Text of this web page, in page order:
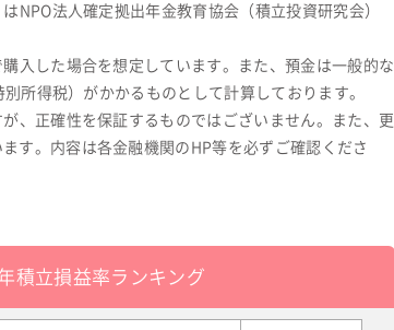
NPO法人確定拠出年金教育協会（積立投資研究会）
入した場合を想定しています。また、預金は一般的な
所得税）がかかるものとして計算しております。
、正確性を保証するものではございません。また、更
す。内容は各金融機関のHP等を必ずご確認くださ
積立損益率ランキング